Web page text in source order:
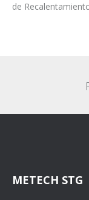
de
METECH STG